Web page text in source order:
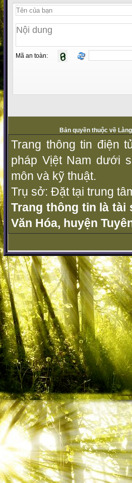
Mã an toàn:
Bản quyền thuộc về
Trang thông tin điện
pháp Vịệt Nam dưới
môn và kỹ thuật.
Trụ sở: Đặt tại trung
Trang thông tin là tài
Văn Hóa, huyện